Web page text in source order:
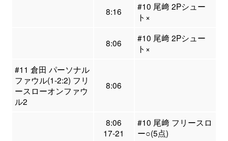
8:16
#10 尾﨑 2Pシュー
ト×
8:06
#10 尾﨑 2Pシュー
ト×
#11 倉田 パーソナル
ファウル(1-2:2) フリ
ースローオンファウ
ル2
8:06
8:06
17-21
#10 尾﨑 フリースロ
ー○(5点)